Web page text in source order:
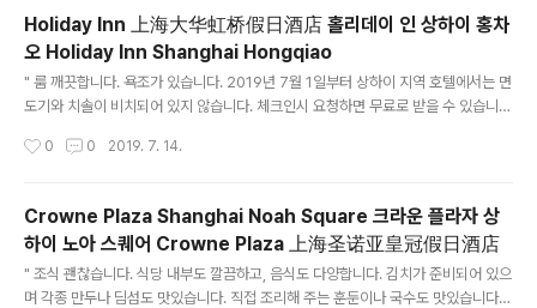
anghai Hongqiao 上海虹桥英迪格酒店 Hotel Indigo Shanghai Hongqia
o 上海虹桥英迪格酒店 호텔 깔끔합니다. 조식도 괜찮구요.. 인테리어 또한 훌륭
합니다. 단지, 홍차오 공항에서 가기가 너무 힘이 드립니다. 택시를 타니 너무 가깝다
고 택시기사라 투털 거..
Holiday Inn 上海大华虹桥假日酒店 홀리데이 인 상하이 홍차
오 Holiday Inn Shanghai Hongqiao
" 룸 깨끗합니다. 욕조가 있습니다. 2019년 7월 1일부터 상하이 지역 호텔에서는 면
도기와 치솔이 비치되어 있지 않습니다. 체크인시 요청하면 무료로 받을 수 있습니
리까지 택시로 약 30분 거리에 위치해 있습니다. " 2017/10/07 - [중국 생활/여행]
Inn Shanghai Hongqiao 호텔 홍차오 공항에서의 셔틀버스 홍차오 공항에서 Hol
iday Inn Shanghai Hongqiao 호텔까지 택시 타고 가면 택시 기사들이 무쟈게 압
력줍니다. 때로는 욕도 하구요.. 자기 몇시간 기다렸는데, 고객 30여위..
0 0 2019. 7. 14.
Crowne Plaza Shanghai Noah Square 크라운 플라자 상
하이 노아 스퀘어 Crowne Plaza 上海圣诺亚皇冠假日酒店
" 조식 괜찮습니다. 식당 내부도 깔끔하고, 음식도 다양합니다. 김치가 준비되어 있으
며 각종 만두나 딤섬도 맛있습니다. 직접 조리해 주는 훈둔이나 국수도 맛있습니다.